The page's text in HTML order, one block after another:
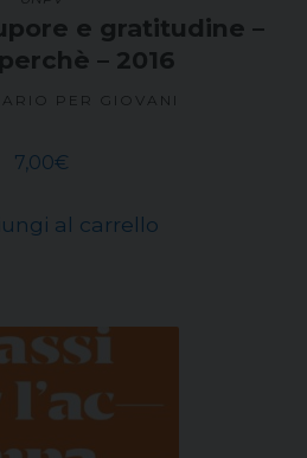
e gratitudine –
– 2016
PER GIOVANI
7,00€
al carrello